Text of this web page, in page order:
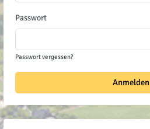
Passwort
Passwort vergessen?
Anmelden